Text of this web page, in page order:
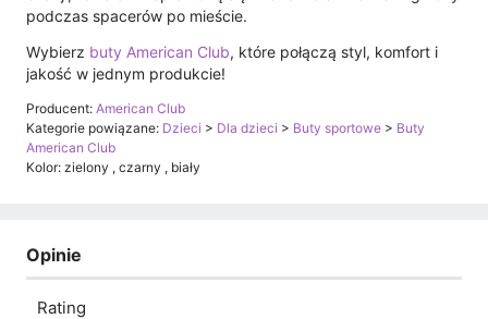
podczas spacerów po mieście.
Wybierz buty American Club, które połączą styl, komfort i
jakość w jednym produkcie!
Producent: American Club
Kategorie powiązane: Dzieci > Dla dzieci > Buty sportowe > Buty
American Club
Kolor: zielony , czarny , biały
Opinie
Rating